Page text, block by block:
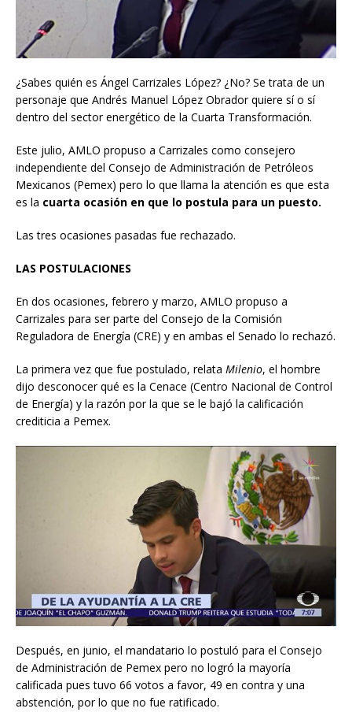
¿Sabes quién es Ángel Carrizales López? ¿No? Se trata de un
personaje que Andrés Manuel López Obrador quiere sí o sí
dentro del sector energético de la Cuarta Transformación.
Este julio, AMLO propuso a Carrizales como consejero
independiente del Consejo de Administración de Petróleos
Mexicanos (Pemex) pero lo que llama la atención es que esta
es la cuarta ocasión en que lo postula para un puesto.
Las tres ocasiones pasadas fue rechazado.
LAS POSTULACIONES
En dos ocasiones, febrero y marzo, AMLO propuso a
Carrizales para ser parte del Consejo de la Comisión
Reguladora de Energía (CRE) y en ambas el Senado lo rechazó.
La primera vez que fue postulado, relata Milenio, el hombre
dijo desconocer qué es la Cenace (Centro Nacional de Control
de Energía) y la razón por la que se le bajó la calificación
crediticia a Pemex.
Después, en junio, el mandatario lo postuló para el Consejo
de Administración de Pemex pero no logró la mayoría
calificada pues tuvo 66 votos a favor, 49 en contra y una
abstención, por lo que no fue ratificado.